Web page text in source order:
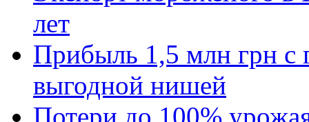
лет
Прибыль 1,5 млн грн с
выгодной нишей